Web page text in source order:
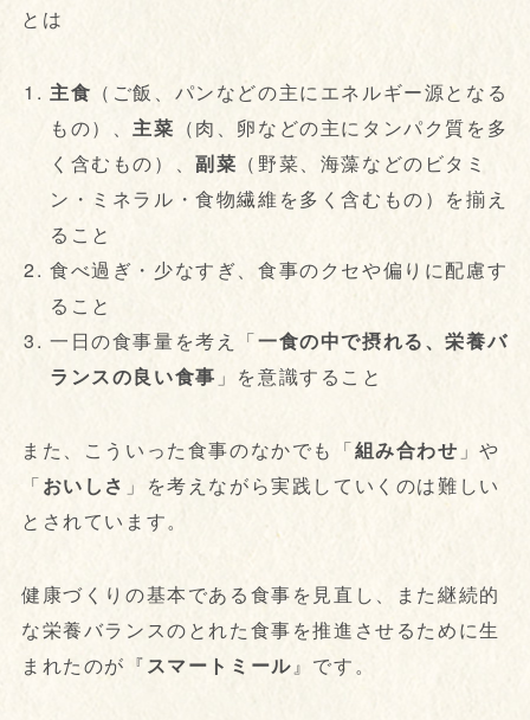
とは
主食 （ご飯、パンなどの主にエネルギー源となる
もの）、主菜 （肉、卵などの主にタンパク質を多
く含むもの）、副菜 （野菜、海藻などのビタミ
ン・ミネラル・食物繊維を多く含むもの）を揃え
ること
食べ過ぎ・少なすぎ、食事のクセや偏りに配慮す
ること
一日の食事量を考え「一食の中で摂れる、栄養バ
ランスの良い食事 」を意識すること
また、こういった食事のなかでも「組み合わせ 」や
「おいしさ 」を考えながら実践していくのは難しい
とされています。
健康づくりの基本である食事を見直し、また継続的
な栄養バランスのとれた食事を推進させるために生
まれたのが『スマートミール』です。